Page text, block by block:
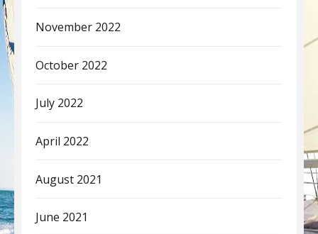
November 2022
October 2022
July 2022
April 2022
August 2021
June 2021